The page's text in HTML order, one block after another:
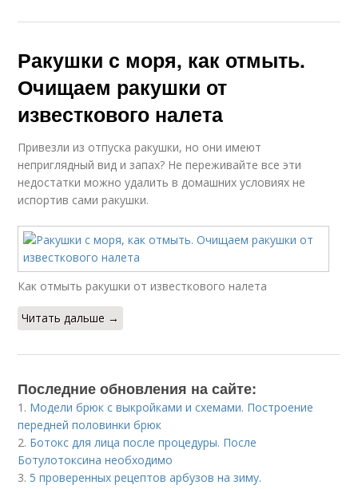
Ракушки с моря, как отмыть.
Очищаем ракушки от
известкового налета
Привезли из отпуска ракушки, но они имеют
неприглядный вид и запах? Не переживайте все эти
недостатки можно удалить в домашних условиях не
испортив сами ракушки.
Как отмыть ракушки от известкового налета
Читать дальше →
Последние обновления на сайте:
1. Модели брюк с выкройками и схемами. Построение
передней половинки брюк
2. Ботокс для лица после процедуры. После
Ботулотоксина необходимо
3. 5 проверенных рецептов арбузов на зиму.